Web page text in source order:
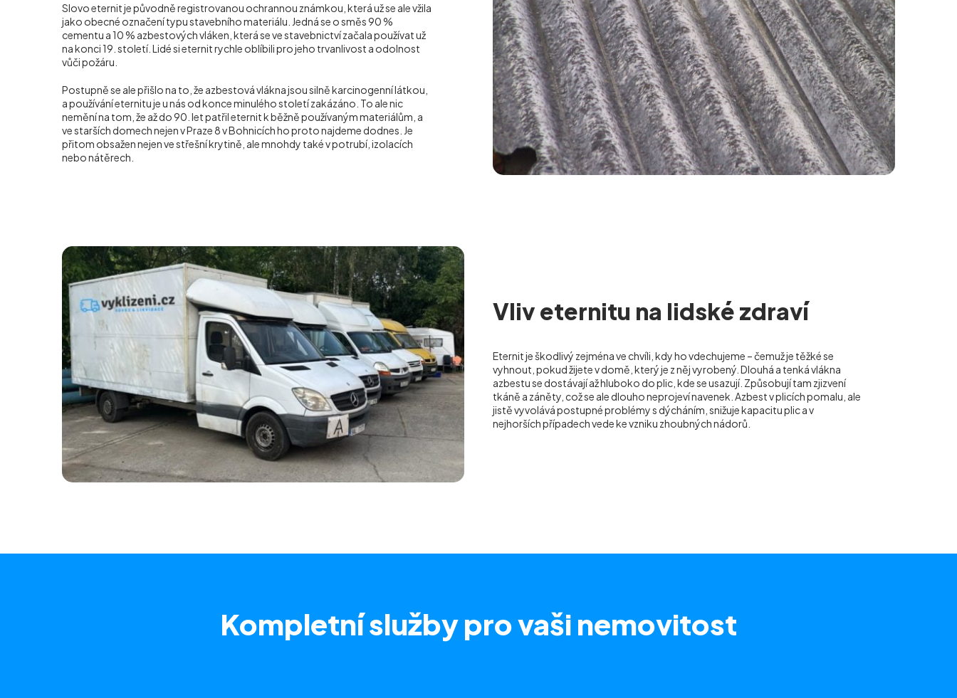
Slovo eternit je původně registrovanou ochrannou známkou, která už se ale vžila
jako obecné označení typu stavebního materiálu. Jedná se o směs 90 %
cementu a 10 % azbestových vláken, která se ve stavebnictví začala používat už
na konci 19. století. Lidé si eternit rychle oblíbili pro jeho trvanlivost a odolnost
vůči požáru.
Postupně se ale přišlo na to, že azbestová vlákna jsou silně karcinogenní látkou,
a používání eternitu je u nás od konce minulého století zakázáno. To ale nic
nemění na tom, že až do 90. let patřil eternit k běžně používaným materiálům, a
ve starších domech nejen v Praze 8 v Bohnicích ho proto najdeme dodnes. Je
přitom obsažen nejen ve střešní krytině, ale mnohdy také v potrubí, izolacích
nebo nátěrech.
Vliv eternitu na lidské zdraví
Eternit je škodlivý zejména ve chvíli, kdy ho vdechujeme – čemuž je těžké se
vyhnout, pokud žijete v domě, který je z něj vyrobený. Dlouhá a tenká vlákna
azbestu se dostávají až hluboko do plic, kde se usazují. Způsobují tam zjizvení
tkáně a záněty, což se ale dlouho neprojeví navenek. Azbest v plicích pomalu, ale
jistě vyvolává postupné problémy s dýcháním, snižuje kapacitu plic a v
nejhorších případech vede ke vzniku zhoubných nádorů.
Kompletní službypro vaši nemovitost